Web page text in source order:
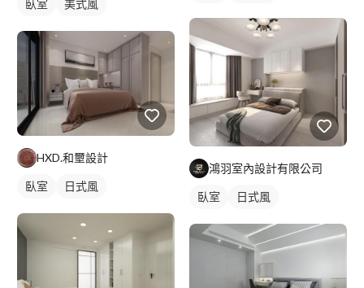
臥室 美式風
HXD.和壐設計
臥室 日式風
鴻羽室內設計有限公司
臥室 日式風